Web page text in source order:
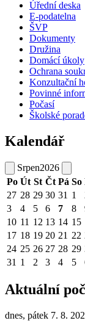
Úřední deska
E-podatelna
ŠVP
Dokumenty
Družina
Domácí úkoly
Ochrana
Konzultační
Povinné
Počasí
Školské
Kalendář
Srpen2026
Po Út St Čt Pá So
27 28 29 30 31 1
3
4 5 6 7 8
10 11 12 13 14 15
17 18 19 20 21 22
24 25 26 27 28 29
31 1 2 3 4 5
Aktuální
dnes, pátek 7. 8.